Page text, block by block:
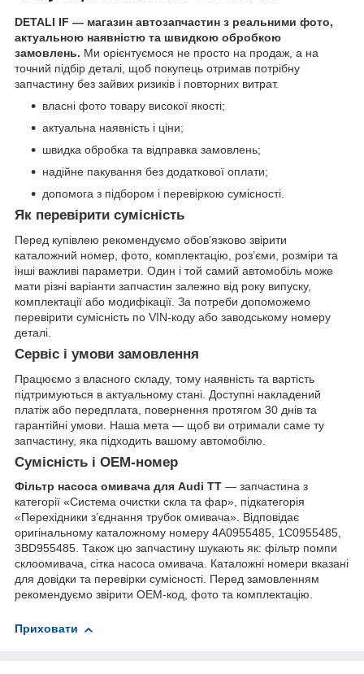
DETALI IF — магазин автозапчастин з реальними фото,
актуальною наявністю та швидкою обробкою
замовлень. Ми орієнтуємося не просто на продаж, а на
точний підбір деталі, щоб покупець отримав потрібну
запчастину без зайвих ризиків і повторних витрат.
власні фото товару високої якості;
актуальна наявність і ціни;
швидка обробка та відправка замовлень;
надійне пакування без додаткової оплати;
допомога з підбором і перевіркою сумісності.
Як перевірити сумісність
Перед купівлею рекомендуємо обов’язково звірити
каталожний номер, фото, комплектацію, роз’єми, розміри та
інші важливі параметри. Один і той самий автомобіль може
мати різні варіанти запчастин залежно від року випуску,
комплектації або модифікації. За потреби допоможемо
перевірити сумісність по VIN-коду або заводському номеру
деталі.
Сервіс і умови замовлення
Працюємо з власного складу, тому наявність та вартість
підтримуються в актуальному стані. Доступні накладений
платіж або передплата, повернення протягом 30 днів та
гарантійні умови. Наша мета — щоб ви отримали саме ту
запчастину, яка підходить вашому автомобілю.
Сумісність і OEM-номер
Фільтр насоса омивача для Audi TT — запчастина з
категорії «Система очистки скла та фар», підкатегорія
«Перехідники з’єднання трубок омивача». Відповідає
оригінальному каталожному номеру 4A0955485, 1C0955485,
3BD955485. Також цю запчастину шукають як: фільтр помпи
склоомивача, сітка насоса омивача. Каталожні номери вказані
для довідки та перевірки сумісності. Перед замовленням
рекомендуємо звірити OEM-код, фото та комплектацію.
Приховати